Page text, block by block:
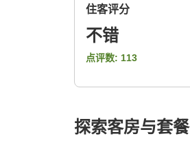
住客评分
不错
点评数: 113
探索客房与套餐